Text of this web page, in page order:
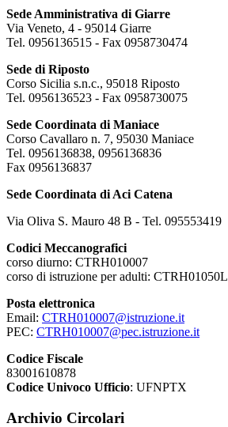
Sede Amministrativa di Giarre
Via Veneto, 4 - 95014 Giarre
Tel. 0956136515 - Fax 0958730474
Sede di Riposto
Corso Sicilia s.n.c., 95018 Riposto
Tel. 0956136523 - Fax 0958730075
Sede Coordinata di Maniace
Corso Cavallaro n. 7, 95030 Maniace
Tel. 0956136838, 0956136836
Fax 0956136837
Sede Coordinata di Aci Catena
Via Oliva S. Mauro 48 B - Tel. 095553419
Codici Meccanografici
corso diurno: CTRH010007
corso di istruzione per adulti: CTRH01050L
Posta elettronica
Email: CTRH010007@istruzione.it
PEC: CTRH010007@pec.istruzione.it
Codice Fiscale
83001610878
Codice Univoco Ufficio: UFNPTX
Archivio Circolari